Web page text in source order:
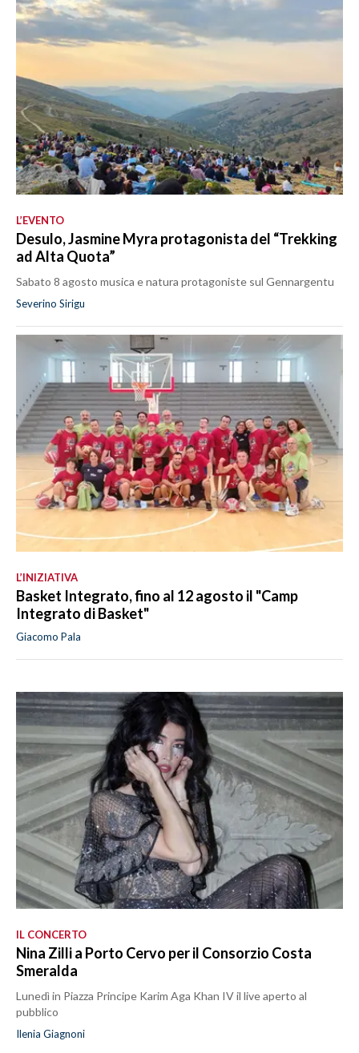
L’EVENTO
Desulo, Jasmine Myra protagonista del “Trekking
ad Alta Quota”
Sabato 8 agosto musica e natura protagoniste sul Gennargentu
Severino Sirigu
L’INIZIATIVA
Basket Integrato, fino al 12 agosto il "Camp
Integrato di Basket"
Giacomo Pala
IL CONCERTO
Nina Zilli a Porto Cervo per il Consorzio Costa
Smeralda
Lunedì in Piazza Principe Karim Aga Khan IV il live aperto al
pubblico
Ilenia Giagnoni